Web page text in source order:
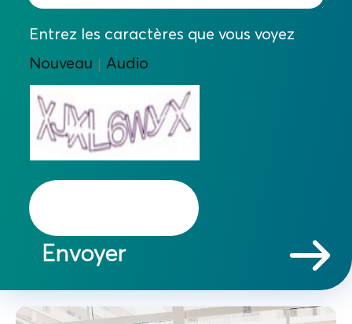
Entrez les caractères que vous voyez
Nouveau | Audio
Envoyer